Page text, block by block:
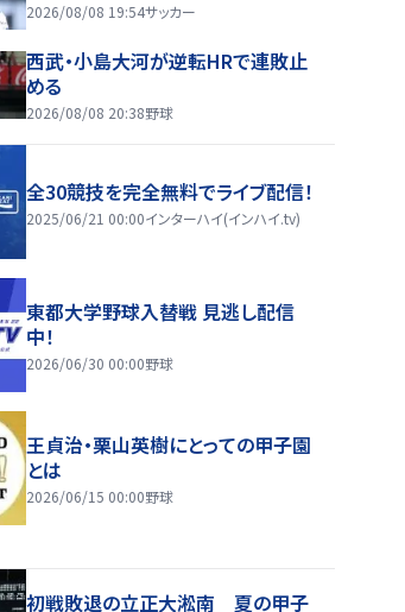
2026/08/08 19:54サッカー
西武・小島大河が逆転HRで連敗止
める
2026/08/08 20:38野球
全30競技を完全無料でライブ配信！
2025/06/21 00:00インターハイ(インハイ.tv)
東都大学野球入替戦 見逃し配信
中！
2026/06/30 00:00野球
王貞治・栗山英樹にとっての甲子園
とは
2026/06/15 00:00野球
初戦敗退の立正大淞南 夏の甲子